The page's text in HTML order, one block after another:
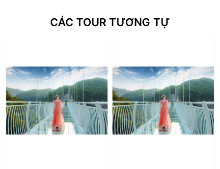
CÁC TOUR TƯƠNG TỰ